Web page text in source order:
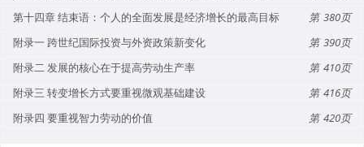
第十四章 结束语：个人的全面发展是经济增长的最高目标
380
附录一 跨世纪国际投资与外资政策新变化
390
附录二 发展的核心在于提高劳动生产率
410
附录三 转变增长方式要重视微观基础建设
416
附录四 要重视智力劳动的价值
420